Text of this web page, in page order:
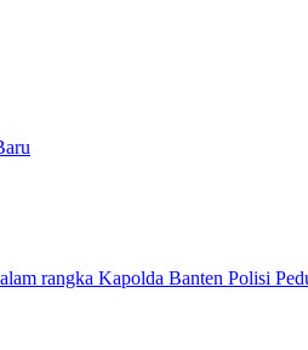
rangka Kapolda Banten Polisi